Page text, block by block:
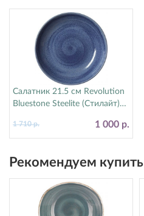
Салатник 21.5 см Revolution
Bluestone Steelite (Стилайт)
1 000 р.
1 710 р.
Рекомендуем купить